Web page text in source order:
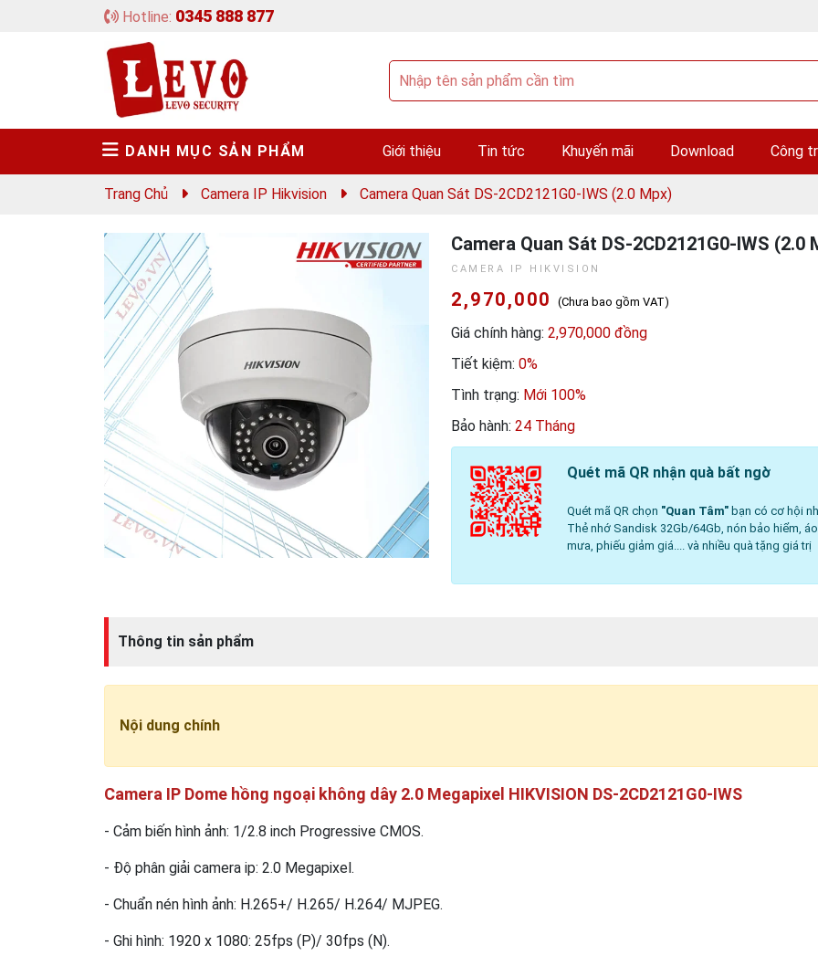
Hotline: 0345 888 877
DANH MỤC SẢN PHẨM Giới thiệu Tin tức Khuyến mãi Download Công
Trang Chủ Camera IP Hikvision Camera Quan Sát DS-2CD2121G0-IWS (2.0 Mpx)
Camera Quan Sát DS-2CD2121G0-IWS (2.0
CAMERA IP HIKVISION
2,970,000 (Chưa bao gồm VAT)
Giá chính hàng: 2,970,000 đồng
Tiết kiệm: 0%
Tình trạng: Mới 100%
Bảo hành: 24 Tháng
Quét mã QR nhận quà bất ngờ
Quét mã QR chọn "Quan Tâm" bạn có cơ hội
Thẻ nhớ Sandisk 32Gb/64Gb, nón bảo hiểm, áo
mưa, phiếu giảm giá.... và nhiều quà tặng giá trị
Thông tin sản phẩm
Nội dung chính
Camera IP Dome hồng ngoại không dây 2.0 Megapixel HIKVISION DS-2CD2121G0-IWS
- Cảm biến hình ảnh: 1/2.8 inch Progressive CMOS.
- Độ phân giải camera ip: 2.0 Megapixel.
- Chuẩn nén hình ảnh: H.265+/ H.265/ H.264/ MJPEG.
- Ghi hình: 1920 x 1080: 25fps (P)/ 30fps (N).